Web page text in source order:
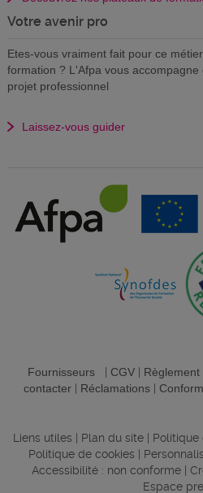
Votre avenir pro
Etes-vous vraiment fait pour ce
formation ? L'Afpa vous
projet professionnel
Laissez-vous guider
Fournisseurs| CGV|
contacter| Réclamations|
Liens utiles Plan du site Politique
Politique de cookies
Accessibilité : non conforme|
Espace